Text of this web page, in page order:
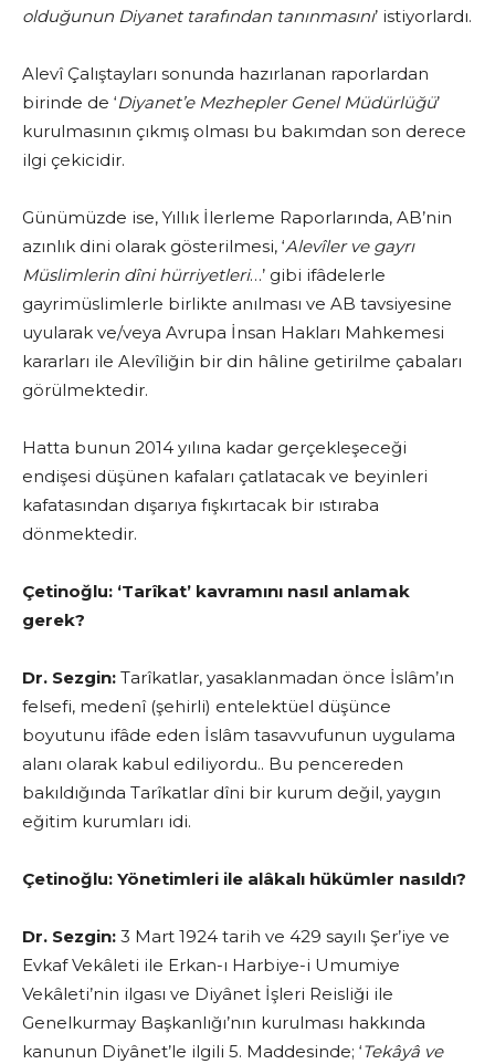
olduğunun Diyanet tarafından tanınmasını’ istiyorlardı.
Alevî Çalıştayları sonunda hazırlanan raporlardan
birinde de ‘Diyanet’e Mezhepler Genel Müdürlüğü’
kurulmasının çıkmış olması bu bakımdan son derece
ilgi çekicidir.
Günümüzde ise, Yıllık İlerleme Raporlarında, AB’nin
azınlık dini olarak gösterilmesi, ‘Alevîler ve gayrı
Müslimlerin dîni hürriyetleri…’ gibi ifâdelerle
gayrimüslimlerle birlikte anılması ve AB tavsiyesine
uyularak ve/veya Avrupa İnsan Hakları Mahkemesi
kararları ile Alevîliğin bir din hâline getirilme çabaları
görülmektedir.
Hatta bunun 2014 yılına kadar gerçekleşeceği
endişesi düşünen kafaları çatlatacak ve beyinleri
kafatasından dışarıya fışkırtacak bir ıstıraba
dönmektedir.
Çetinoğlu: ‘Tarîkat’ kavramını nasıl anlamak
gerek?
Dr. Sezgin: Tarîkatlar, yasaklanmadan önce İslâm’ın
felsefi, medenî (şehirli) entelektüel düşünce
boyutunu ifâde eden İslâm tasavvufunun uygulama
alanı olarak kabul ediliyordu.. Bu pencereden
bakıldığında Tarîkatlar dîni bir kurum değil, yaygın
eğitim kurumları idi.
Çetinoğlu: Yönetimleri ile alâkalı hükümler nasıldı?
Dr. Sezgin: 3 Mart 1924 tarih ve 429 sayılı Şer’iye ve
Evkaf Vekâleti ile Erkan-ı Harbiye-i Umumiye
Vekâleti’nin ilgası ve Diyânet İşleri Reisliği ile
Genelkurmay Başkanlığı’nın kurulması hakkında
kanunun Diyânet’le ilgili 5. Maddesinde; ‘Tekâyâ ve